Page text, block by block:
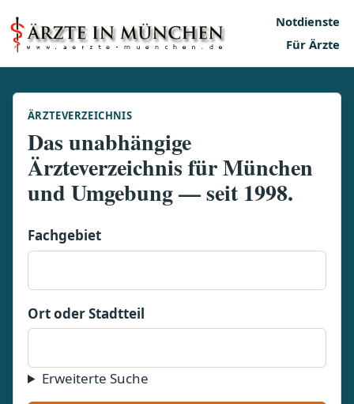
Notdienste
Für Ärzte
ÄRZTEVERZEICHNIS
Das unabhängige
Ärzteverzeichnis für München
und Umgebung — seit 1998.
Fachgebiet
Ort oder Stadtteil
Erweiterte Suche